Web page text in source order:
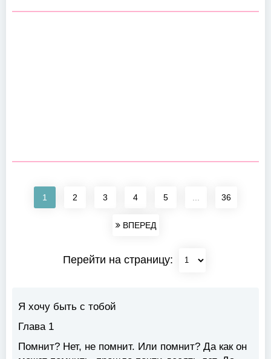
1 2 3 4 5 36
ВПЕРЕД
Перейти на страницу:
Я хочу быть с тобой
Глава 1
Помнит? Нет, не помнит. Или помнит? Да как он